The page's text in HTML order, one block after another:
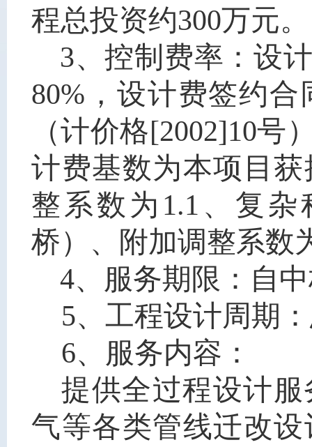
程总投资约300万元。
3、控制费率 ：设
80%， 设计费签约合
（计价格[2002]10号
计费基数为本项目获
整系数 为 1.1 、复杂
桥） 、附加调整系数
4、服务期限：自
5、 工程设计周期
6、 服务内容：
提供全过程设计
气等各类管线迁改